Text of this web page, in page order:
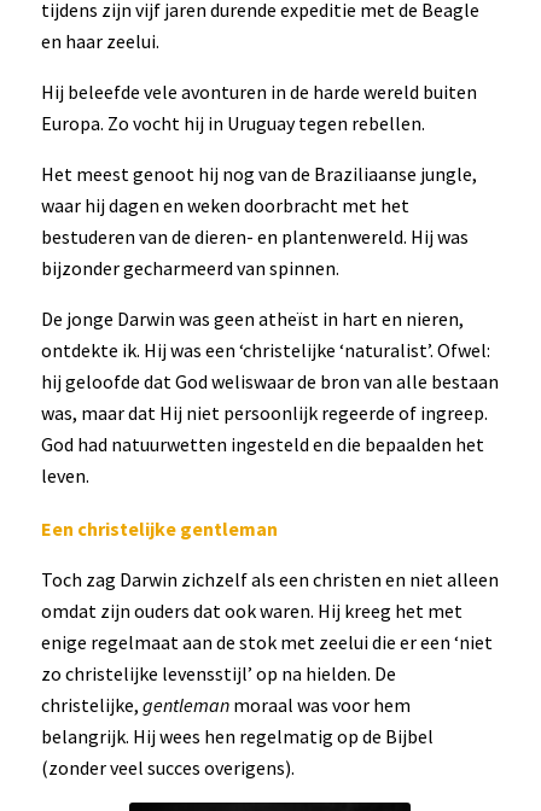
tijdens zijn vijf jaren durende expeditie met de Beagle
en haar zeelui.
Hij beleefde vele avonturen in de harde wereld buiten
Europa. Zo vocht hij in Uruguay tegen rebellen.
Het meest genoot hij nog van de Braziliaanse jungle,
waar hij dagen en weken doorbracht met het
bestuderen van de dieren- en plantenwereld. Hij was
bijzonder gecharmeerd van spinnen.
De jonge Darwin was geen atheïst in hart en nieren,
ontdekte ik. Hij was een ‘christelijke ‘naturalist’. Ofwel:
hij geloofde dat God weliswaar de bron van alle bestaan
was, maar dat Hij niet persoonlijk regeerde of ingreep.
God had natuurwetten ingesteld en die bepaalden het
leven.
Een christelijke gentleman
Toch zag Darwin zichzelf als een christen en niet alleen
omdat zijn ouders dat ook waren. Hij kreeg het met
enige regelmaat aan de stok met zeelui die er een ‘niet
zo christelijke levensstijl’ op na hielden. De
christelijke, gentlemanmoraal was voor hem
belangrijk. Hij wees hen regelmatig op de Bijbel
(zonder veel succes overigens).